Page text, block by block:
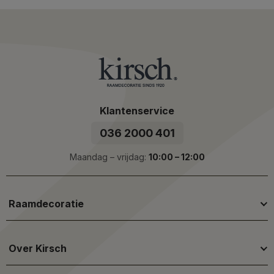
Klantenservice
036 2000 401
Maandag – vrijdag: 10:00 – 12:00
Raamdecoratie
Over Kirsch